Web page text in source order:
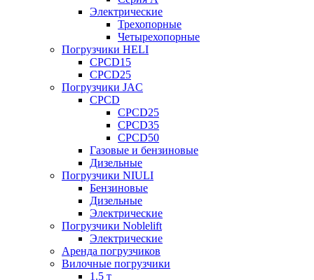
Электрические
Трехопорные
Четырехопорные
Погрузчики HELI
CPCD15
CPCD25
Погрузчики JAC
CPCD
CPCD25
CPCD35
CPCD50
Газовые и бензиновые
Дизельные
Погрузчики NIULI
Бензиновые
Дизельные
Электрические
Погрузчики Noblelift
Электрические
Аренда погрузчиков
Вилочные погрузчики
1.5 т